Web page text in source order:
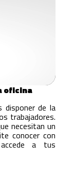
oficina
disponer de la
trabajadores.
necesitan un
conocer con
a tus